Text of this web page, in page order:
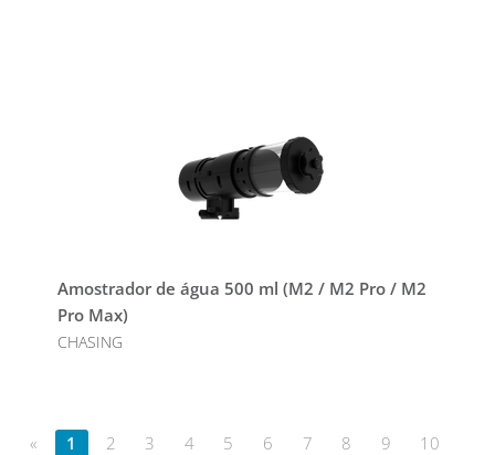
Amostrador de água 500 ml (M2 / M2 Pro / M2
Pro Max)
CHASING
« 1 2 3 4 5 6 7 8 9
10